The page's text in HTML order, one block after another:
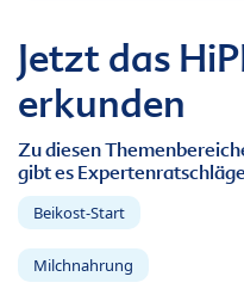
Jetzt das
erkunden
Zu diesen
gibt es
Beikost-Start
Milchnahrung